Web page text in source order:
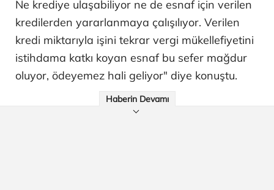
Ne krediye ulaşabiliyor ne de esnaf için verilen
kredilerden yararlanmaya çalışılıyor. Verilen
kredi miktarıyla işini tekrar vergi mükellefiyetini
istihdama katkı koyan esnaf bu sefer mağdur
oluyor, ödeyemez hali geliyor" diye konuştu.
Haberin Devamı